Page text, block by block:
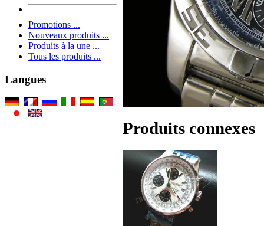
Promotions ...
Nouveaux produits ...
Produits à la une ...
Tous les produits ...
Langues
Produits connexes